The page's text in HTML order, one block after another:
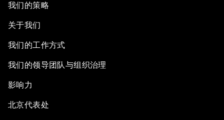
我们的策略
关于我们
我们的工作方式
我们的领导团队与组织治理
影响力
北京代表处